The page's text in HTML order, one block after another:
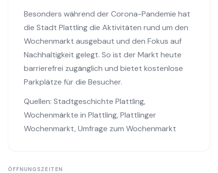
Besonders während der Corona-Pandemie hat
die Stadt Plattling die Aktivitäten rund um den
Wochenmarkt ausgebaut und den Fokus auf
Nachhaltigkeit gelegt. So ist der Markt heute
barrierefrei zugänglich und bietet kostenlose
Parkplätze für die Besucher.
Quellen: Stadtgeschichte Plattling,
Wochenmärkte in Plattling, Plattlinger
Wochenmarkt, Umfrage zum Wochenmarkt
ÖFFNUNGSZEITEN